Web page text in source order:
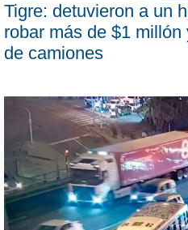
Tigre: detuvieron a un
robar más de $1
de camiones